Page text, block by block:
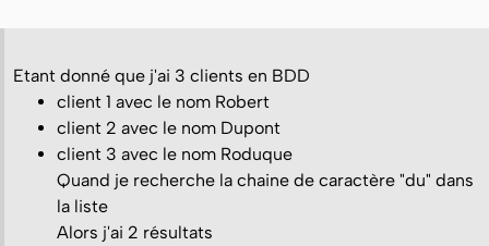
Etant donné que j'ai 3 clients en BDD
client 1 avec le nom Robert
client 2 avec le nom Dupont
client 3 avec le nom Roduque
Quand je recherche la chaine de caractère "du" dans
la liste
Alors j'ai 2 résultats